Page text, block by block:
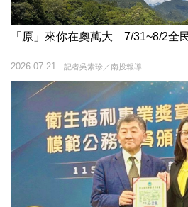
「原」來你在奧萬大 7/31~8/2全
記者吳素珍／南投報導
2026-07-21